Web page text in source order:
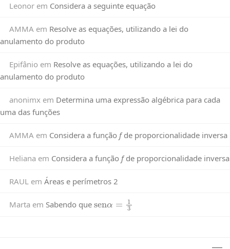
Leonor em Considera a seguinte equação
AMMA em Resolve as equações, utilizando a lei do
anulamento do produto
Epifânio em Resolve as equações, utilizando a lei do
anulamento do produto
anonimx em Determina uma expressão algébrica para cada
uma das funções
AMMA em Considera a função fde proporcionalidade inversa
Heliana em Considera a função fde proporcionalidade inversa
RAUL em Áreas e perímetros 2
Marta em Sabendo que 3